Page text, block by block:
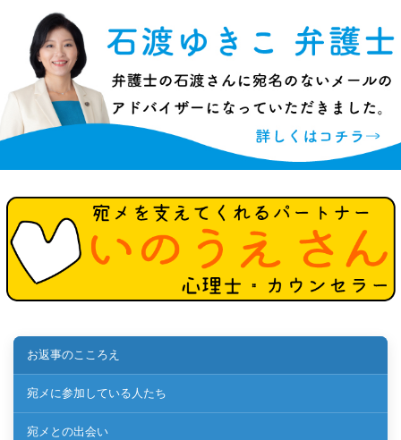
お返事のこころえ
宛メに参加している人たち
宛メとの出会い